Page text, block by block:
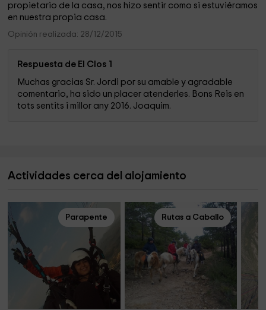
propietario de la casa, nos hizo sentir como si estuviéramos
en nuestra propia casa.
Opinión realizada: 28/12/2015
Respuesta de El Clos 1
Muchas gracias Sr. Jordi por su amable y agradable
comentario, ha sido un placer atenderles. Bons Reis en
tots sentits i millor any 2016. Joaquim.
Actividades cerca del alojamiento
Parapente Rutas a Caballo